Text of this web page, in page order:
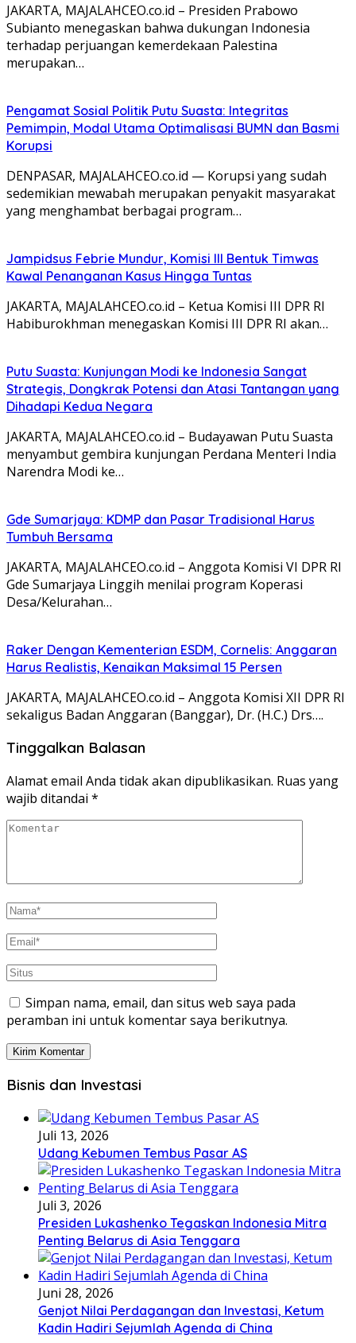
JAKARTA, MAJALAHCEO.co.id – Presiden Prabowo
Subianto menegaskan bahwa dukungan Indonesia
terhadap perjuangan kemerdekaan Palestina
merupakan…
Pengamat Sosial Politik Putu Suasta: Integritas
Pemimpin, Modal Utama Optimalisasi BUMN dan Basmi
Korupsi
DENPASAR, MAJALAHCEO.co.id — Korupsi yang sudah
sedemikian mewabah merupakan penyakit masyarakat
yang menghambat berbagai program…
Jampidsus Febrie Mundur, Komisi III Bentuk Timwas
Kawal Penanganan Kasus Hingga Tuntas
JAKARTA, MAJALAHCEO.co.id – Ketua Komisi III DPR RI
Habiburokhman menegaskan Komisi III DPR RI akan…
Putu Suasta: Kunjungan Modi ke Indonesia Sangat
Strategis, Dongkrak Potensi dan Atasi Tantangan yang
Dihadapi Kedua Negara
JAKARTA, MAJALAHCEO.co.id – Budayawan Putu Suasta
menyambut gembira kunjungan Perdana Menteri India
Narendra Modi ke…
Gde Sumarjaya: KDMP dan Pasar Tradisional Harus
Tumbuh Bersama
JAKARTA, MAJALAHCEO.co.id – Anggota Komisi VI DPR RI
Gde Sumarjaya Linggih menilai program Koperasi
Desa/Kelurahan…
Raker Dengan Kementerian ESDM, Cornelis: Anggaran
Harus Realistis, Kenaikan Maksimal 15 Persen
JAKARTA, MAJALAHCEO.co.id – Anggota Komisi XII DPR RI
sekaligus Badan Anggaran (Banggar), Dr. (H.C.) Drs….
Tinggalkan Balasan
Alamat email Anda tidak akan dipublikasikan. Ruas yang
wajib ditandai *
Simpan nama, email, dan situs web saya pada
peramban ini untuk komentar saya berikutnya.
Bisnis dan Investasi
Juli 13, 2026
Udang Kebumen Tembus Pasar AS
Juli 3, 2026
Presiden Lukashenko Tegaskan Indonesia Mitra
Penting Belarus di Asia Tenggara
Juni 28, 2026
Genjot Nilai Perdagangan dan Investasi, Ketum
Kadin Hadiri Sejumlah Agenda di China